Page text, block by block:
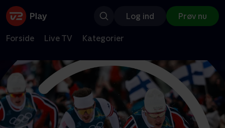
Log ind Prøv nu
Forside Live TV Kategorier